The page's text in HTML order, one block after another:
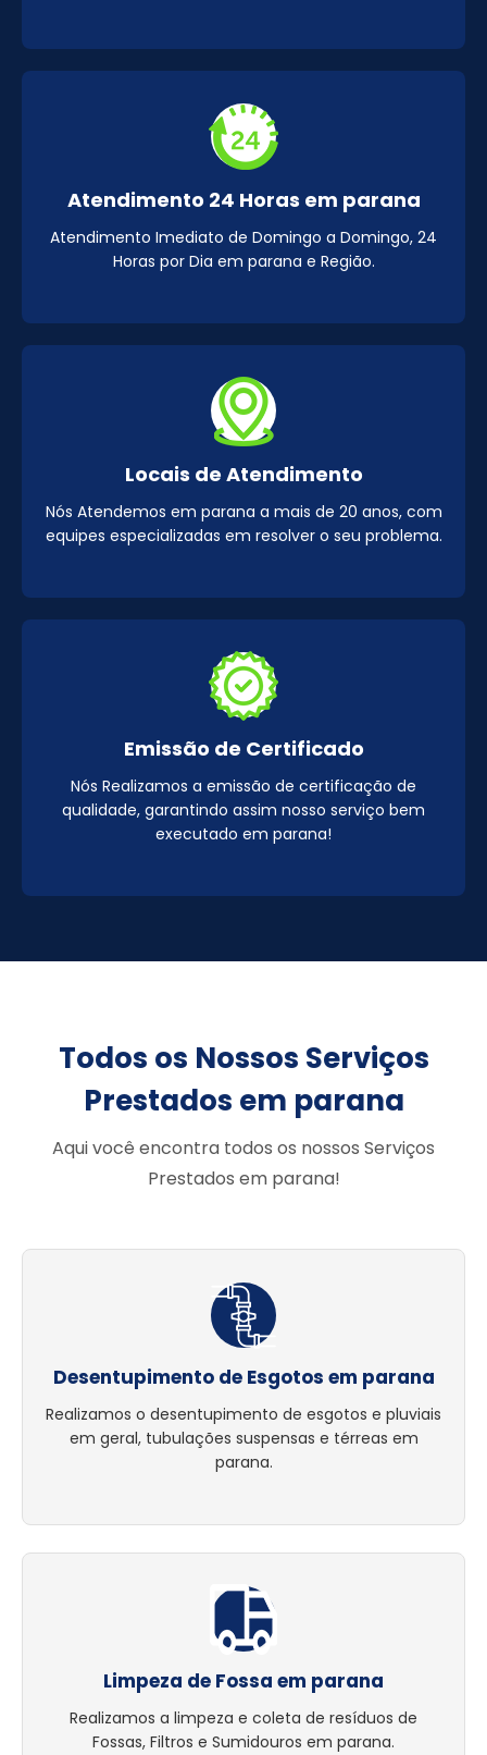
Atendimento 24 Horas em parana
Atendimento Imediato de Domingo a Domingo, 24
Horas por Dia em parana e Região.
Locais de Atendimento
Nós Atendemos em parana a mais de 20 anos, com
equipes especializadas em resolver o seu problema.
Emissão de Certificado
Nós Realizamos a emissão de certificação de
qualidade, garantindo assim nosso serviço bem
executado em parana!
Todos os Nossos Serviços
Prestados em parana
Aqui você encontra todos os nossos Serviços
Prestados em parana!
Desentupimento de Esgotos em parana
Realizamos o desentupimento de esgotos e pluviais
em geral, tubulações suspensas e térreas em
parana.
Limpeza de Fossa em parana
Realizamos a limpeza e coleta de resíduos de
Fossas, Filtros e Sumidouros em parana.